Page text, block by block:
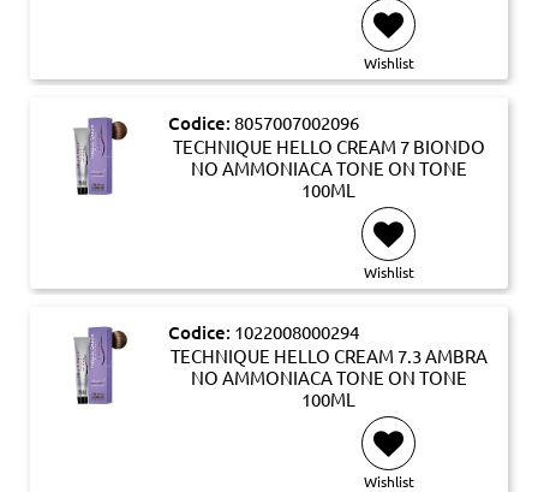
Wishlist
Codice: 8057007002096
TECHNIQUE HELLO CREAM 7 BIONDO
NO AMMONIACA TONE ON TONE
100ML
Wishlist
Codice: 1022008000294
TECHNIQUE HELLO CREAM 7.3 AMBRA
NO AMMONIACA TONE ON TONE
100ML
Wishlist